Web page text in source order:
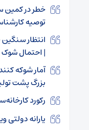
خطر در کمین
توصیه
انتظار سنگین
| احتمال شوک
آمار شوکه
بزرگ پشت
رکورد
یارانه دولتی